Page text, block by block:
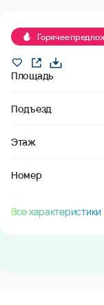
Горячее
Площадь
Подъезд
Этаж
Номер
Все характеристики